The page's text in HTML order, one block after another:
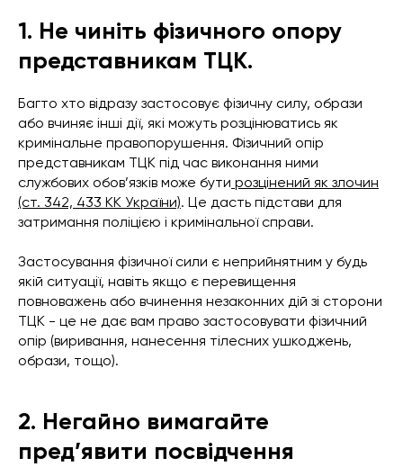
1. Не чиніть фізичного опору
представникам ТЦК.
Багто хто відразу застосовує фізичну силу, образи
або вчиняє інші дії, які можуть розцінюватись як
кримінальне правопорушення. Фізичний опір
представникам ТЦК під час виконання ними
службових обов’язків може бути розцінений як злочин
(ст. 342, 433 КК України). Це дасть підстави для
затримання поліцією і кримінальної справи.
Застосування фізичної сили є неприйнятним у будь
якій ситуації, навіть якщо є перевищення
повноважень або вчинення незаконних дій зі сторони
ТЦК - це не дає вам право застосовувати фізичний
опір (виривання, нанесення тілесних ушкоджень,
образи, тощо).
2. Негайно вимагайте
пред’явити посвідчення